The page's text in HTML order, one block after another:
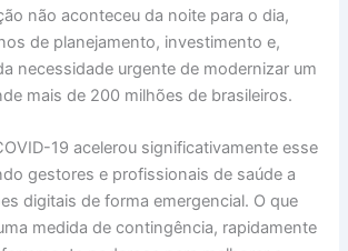
não aconteceu da noite para o dia,
de planejamento, investimento e,
necessidade urgente de modernizar um
mais de 200 milhões de brasileiros.
19 acelerou significativamente esse
gestores e profissionais de saúde a
digitais de forma emergencial. O que
medida de contingência, rapidamente